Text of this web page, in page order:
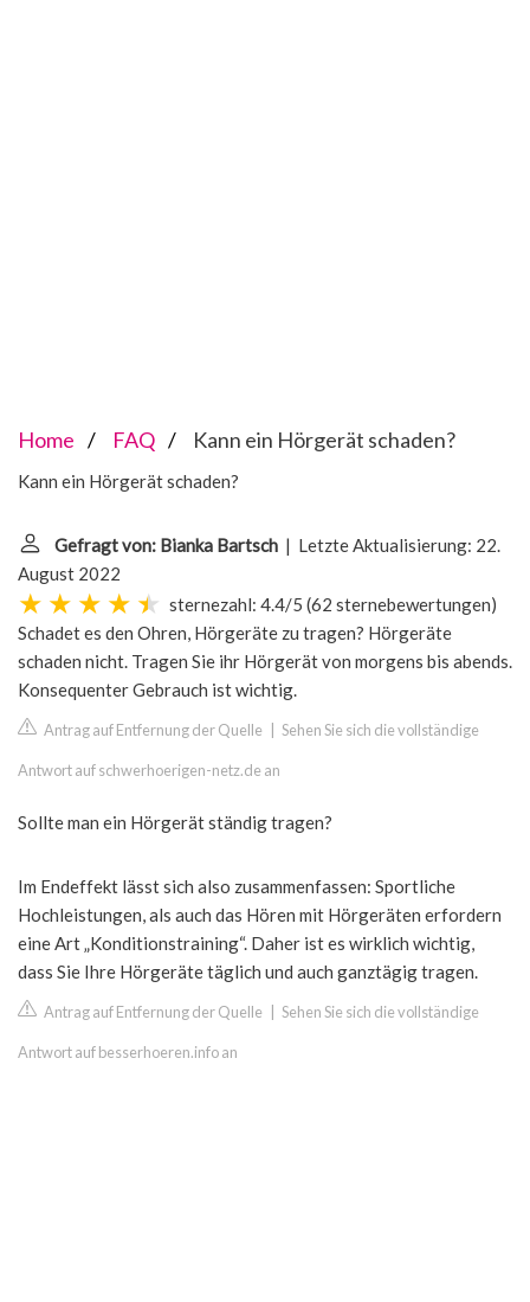
Home FAQ Kann ein Hörgerät schaden?
Kann ein Hörgerät schaden?
Gefragt von: Bianka Bartsch | Letzte Aktualisierung: 22.
August 2022
sternezahl: 4.4/5 (62 sternebewertungen)
Schadet es den Ohren, Hörgeräte zu tragen? Hörgeräte
schaden nicht. Tragen Sie ihr Hörgerät von morgens bis abends.
Konsequenter Gebrauch ist wichtig.
Antrag auf Entfernung der Quelle Sehen Sie sich die vollständige
Antwort auf schwerhoerigen-netz.de an
Sollte man ein Hörgerät ständig tragen?
Im Endeffekt lässt sich also zusammenfassen: Sportliche
Hochleistungen, als auch das Hören mit Hörgeräten erfordern
eine Art „Konditionstraining“. Daher ist es wirklich wichtig,
dass Sie Ihre Hörgeräte täglich und auch ganztägig tragen.
Antrag auf Entfernung der Quelle Sehen Sie sich die vollständige
Antwort auf besserhoeren.info an